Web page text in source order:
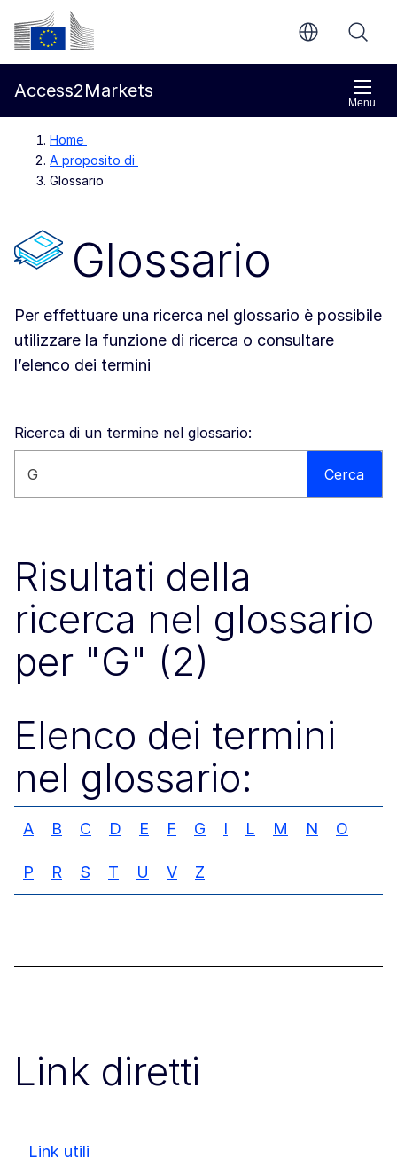
Vai al contenuto principale
Commissione europea
Menu
Access2Markets
Home
A proposito di
Glossario
Glossario
Per effettuare una ricerca nel glossario è possibile
utilizzare la funzione di ricerca o consultare
l’elenco dei termini
Ricerca di un termine nel glossario:
Cerca nel sito Cerca
Risultati della
ricerca nel glossario
per "G" (2)
Elenco dei termini
nel glossario:
A B C D E F G I L M N O
P R S T U V Z
Link diretti
Link utili